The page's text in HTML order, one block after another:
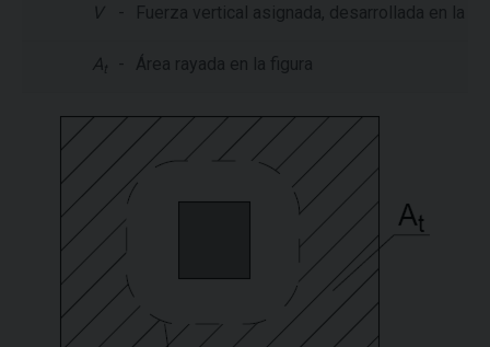
V - Fuerza vertical asignada, desarrollada en la
A t - Área rayada en la figura